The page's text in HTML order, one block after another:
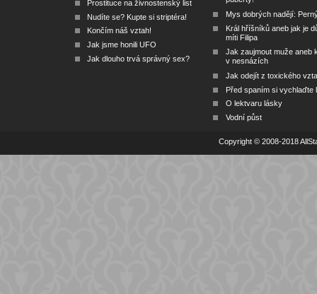
Prostituce na živnostenský list
Nudíte se? Kupte si striptéra!
Končím náš vztah!
Jak jsme honili UFO
Jak dlouho trvá správný sex?
Mys dobrých nadějí:
Král hříšníků aneb jak je
míti Filipa
Jak zaujmout muže aneb
v nesnázích
Jak odejít z toxického
Před spaním si vychlaďte
O lektvaru lásky
Vodní půst
Copyright © 2008-2018